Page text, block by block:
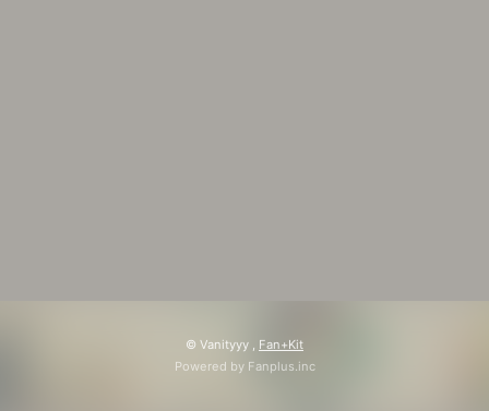
© Vanityyy , Fan+Kit
Powered by Fanplus.inc